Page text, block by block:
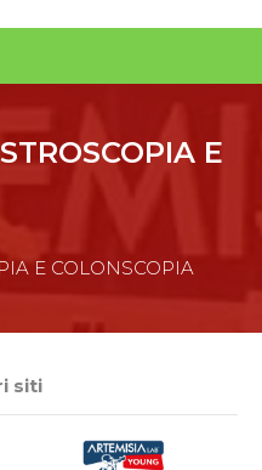
E
E COLONSCOPIA
siti